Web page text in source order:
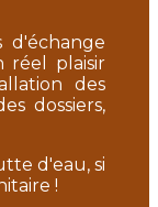
d'échange
réel plaisir
des
dossiers,
d'eau, si
!